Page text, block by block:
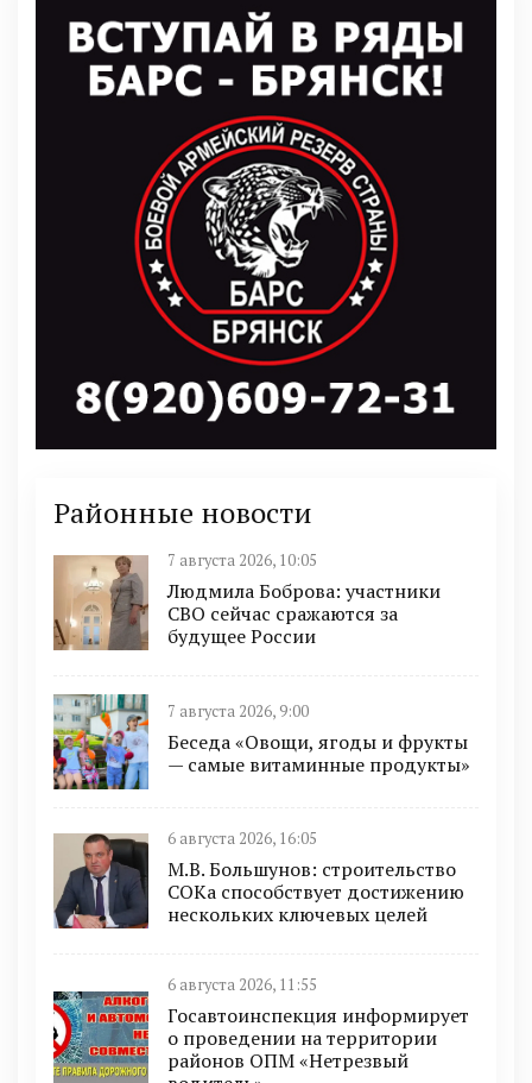
Районные новости
7 августа 2026, 10:05
Людмила Боброва: участники
СВО сейчас сражаются за
будущее России
7 августа 2026, 9:00
Беседа «Овощи, ягоды и фрукты
— самые витаминные продукты»
6 августа 2026, 16:05
М.В. Большунов: строительство
СОКа способствует достижению
нескольких ключевых целей
6 августа 2026, 11:55
Госавтоинспекция информирует
о проведении на территории
районов ОПМ «Нетрезвый